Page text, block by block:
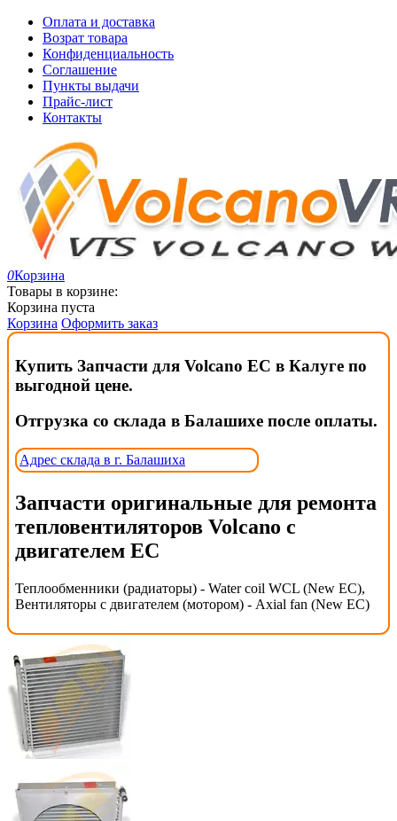
Оплата и доставка
Возрат товара
Конфиденциальность
Соглашение
Пункты выдачи
Прайс-лист
Контакты
0Корзина
Товары в корзине:
Корзина пуста
Корзина Оформить заказ
Купить Запчасти для Volcano EC в Калуге по
выгодной цене.
Отгрузка со склада в Балашихе после оплаты.
Адрес склада в г. Балашиха
Запчасти оригинальные для ремонта
тепловентиляторов Volcano с
двигателем EC
Теплообменники (радиаторы) - Water coil WCL (New EC),
Вентиляторы с двигателем (мотором) - Axial fan (New EC)